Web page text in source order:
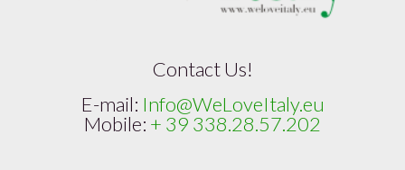
Contact Us!
E-mail: Info@WeLoveItaly.eu
Mobile: + 39 338.28.57.202